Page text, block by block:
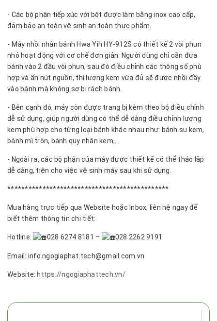
- Các bộ phận tiếp xúc với bột được làm bằng inox cao cấp,
đảm bảo an toàn vệ sinh an toàn thực phẩm.
- Máy nhồi nhân bánh Hwa Yih HY-912S có thiết kế 2 vòi phun
nhỏ hoạt động với cơ chế đơn giản. Người dùng chỉ cần đưa
bánh vào 2 đầu vòi phun, sau đó điều chỉnh các thông số phù
hợp và ấn nút nguồn, thì lượng kem vừa đủ sẽ được nhồi đầy
vào bánh mà không sợ bị rách bánh.
- Bên cạnh đó, máy còn được trang bị kèm theo bộ điều chỉnh
dễ sử dụng, giúp người dùng có thể dễ dàng điều chỉnh lượng
kem phù hợp cho từng loại bánh khác nhau như: bánh su kem,
bánh mì tròn, bánh quy nhân kem,…
- Ngoài ra, các bộ phận của máy được thiết kế có thể tháo lắp
dễ dàng, tiện cho việc vệ sinh máy sau khi sử dụng.
**********************************************
Mua hàng trực tiếp qua Website hoặc Inbox, liên hệ ngay để
biết thêm thông tin chi tiết:
Hotline: 028 6274 8181 – 028 2262 9191
Email: info.ngogiaphat.tech@gmail.com.vn
Website: https://ngogiaphattech.vn/